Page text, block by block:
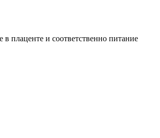
плаценте и соответственно питание